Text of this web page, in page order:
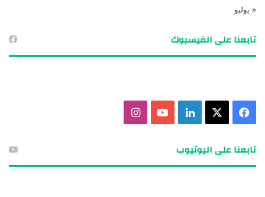
« يوليو
تابعنا على الفيسبوك
تابعنا على اليوتيوب